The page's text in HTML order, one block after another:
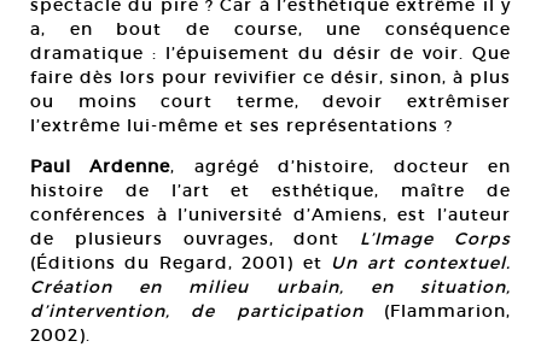
spectacle du pire ? Car à l’esthétique extrême il y
a, en bout de course, une conséquence
dramatique : l’épuisement du désir de voir. Que
faire dès lors pour revivifier ce désir, sinon, à plus
ou moins court terme, devoir extrêmiser
l’extrême lui-même et ses représentations ?
Paul Ardenne, agrégé d’histoire, docteur en
histoire de l’art et esthétique, maître de
conférences à l’université d’Amiens, est l’auteur
de plusieurs ouvrages, dont L’Image Corps
(Éditions du Regard, 2001) et Un art contextuel.
Création en milieu urbain, en situation,
d’intervention, de participation(Flammarion,
2002).